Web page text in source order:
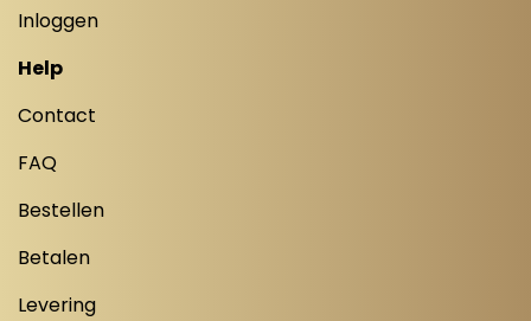
Inloggen
Help
Contact
FAQ
Bestellen
Betalen
Levering